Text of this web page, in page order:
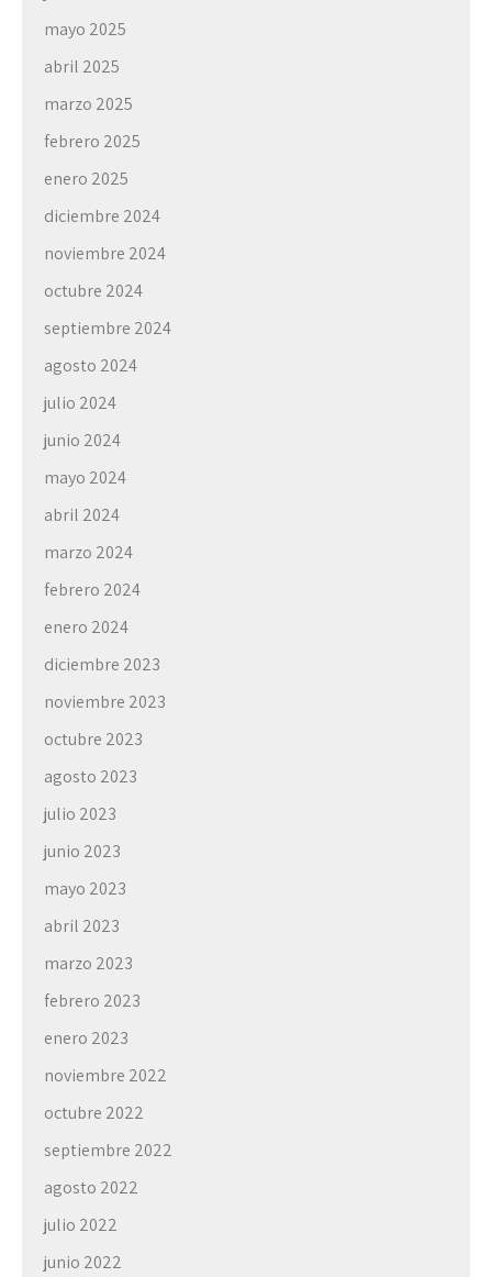
mayo 2025
abril 2025
marzo 2025
febrero 2025
enero 2025
diciembre 2024
noviembre 2024
octubre 2024
septiembre 2024
agosto 2024
julio 2024
junio 2024
mayo 2024
abril 2024
marzo 2024
febrero 2024
enero 2024
diciembre 2023
noviembre 2023
octubre 2023
agosto 2023
julio 2023
junio 2023
mayo 2023
abril 2023
marzo 2023
febrero 2023
enero 2023
noviembre 2022
octubre 2022
septiembre 2022
agosto 2022
julio 2022
junio 2022